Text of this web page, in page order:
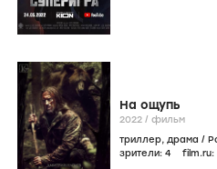
На ощупь
2022 / фильм
триллер, драма /
зрители: 4 film.ru: